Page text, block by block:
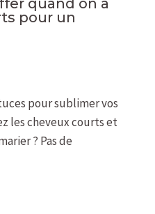
quand on a
pour un
pour sublimer vos
les cheveux courts et
? Pas de